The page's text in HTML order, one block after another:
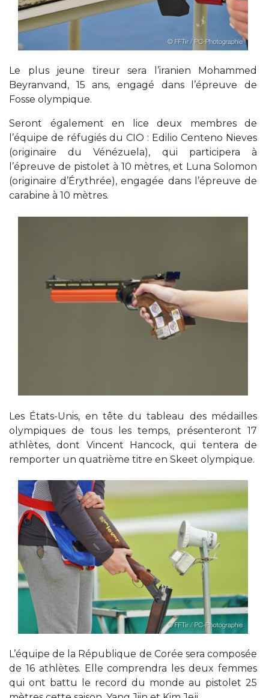
Le plus jeune tireur sera l’iranien Mohammed
Beyranvand, 15 ans, engagé dans l’épreuve de
Fosse olympique.
Seront également en lice deux membres de
l’équipe de réfugiés du CIO : Edilio Centeno Nieves
(originaire du Vénézuela), qui participera à
l’épreuve de pistolet à 10 mètres, et Luna Solomon
(originaire d’Érythrée), engagée dans l’épreuve de
carabine à 10 mètres.
Les États-Unis, en tête du tableau des médailles
olympiques de tous les temps, présenteront 17
athlètes, dont Vincent Hancock, qui tentera de
remporter un quatrième titre en Skeet olympique.
L’équipe de la République de Corée sera composée
de 16 athlètes. Elle comprendra les deux femmes
qui ont battu le record du monde au pistolet 25